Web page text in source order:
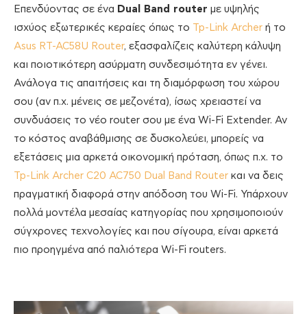
Επενδύοντας σε ένα Dual Band router με υψηλής
ισχύος εξωτερικές κεραίες όπως το
Tp-Link Archer ή το
Asus RT-AC58U Router, εξασφαλίζεις καλύτερη κάλυψη
και ποιοτικότερη ασύρματη συνδεσιμότητα εν γένει.
Ανάλογα τις απαιτήσεις και τη διαμόρφωση του χώρου
σου (αν π.χ. μένεις σε μεζονέτα), ίσως χρειαστεί να
συνδυάσεις το νέο router σου με ένα Wi-Fi Extender. Αν
το κόστος αναβάθμισης σε δυσκολεύει, μπορείς να
εξετάσεις μια αρκετά οικονομική πρόταση, όπως π.χ. το
Tp-Link Archer C20 AC750 Dual Band Router και να δεις
πραγματική διαφορά στην απόδοση του Wi-Fi. Υπάρχουν
πολλά μοντέλα μεσαίας κατηγορίας που χρησιμοποιούν
σύγχρονες τεχνολογίες και που σίγουρα, είναι αρκετά
πιο προηγμένα από παλιότερα Wi-Fi routers.